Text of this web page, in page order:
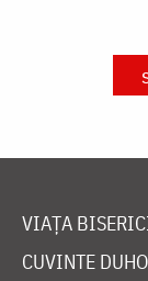
VIAȚA
CUVINTE